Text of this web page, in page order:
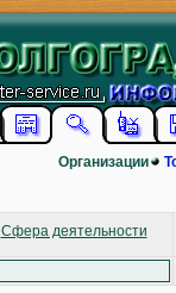
Организации
Сфера деятельности